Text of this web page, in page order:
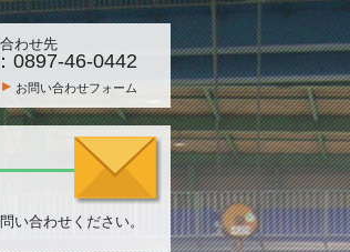
わせ先
0897-46-0442
お問い合わせフォーム
い合わせください。